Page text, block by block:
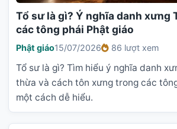
Tổ sư là gì? Ý nghĩa danh xưng
các tông phái Phật giáo
Phật giáo15/07/2026 86 lượt xem
Tổ sư là gì? Tìm hiểu ý nghĩa danh
thừa và cách tôn xưng trong các
một cách dễ hiểu.